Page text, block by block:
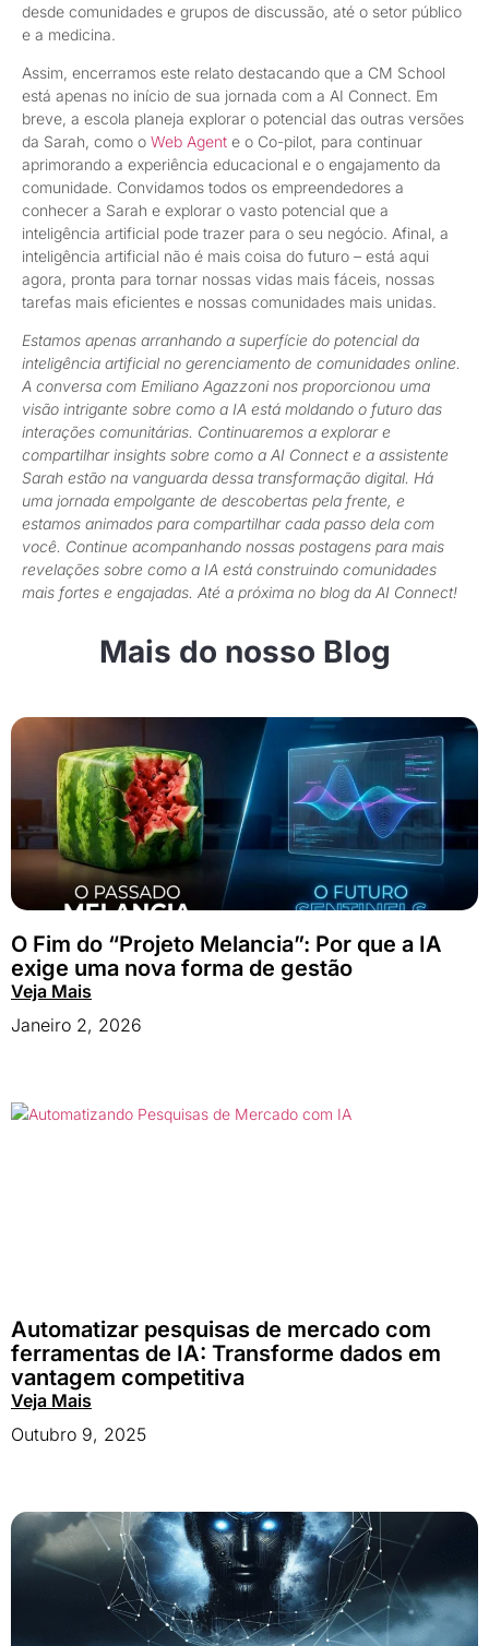
desde comunidades e grupos de discussão, até o setor público
e a medicina.
Assim, encerramos este relato destacando que a CM School
está apenas no início de sua jornada com a AI Connect. Em
breve, a escola planeja explorar o potencial das outras versões
da Sarah, como o Web Agent e o Co-pilot, para continuar
aprimorando a experiência educacional e o engajamento da
comunidade. Convidamos todos os empreendedores a
conhecer a Sarah e explorar o vasto potencial que a
inteligência artificial pode trazer para o seu negócio. Afinal, a
inteligência artificial não é mais coisa do futuro – está aqui
agora, pronta para tornar nossas vidas mais fáceis, nossas
tarefas mais eficientes e nossas comunidades mais unidas.
Estamos apenas arranhando a superfície do potencial da
inteligência artificial no gerenciamento de comunidades online.
A conversa com Emiliano Agazzoni nos proporcionou uma
visão intrigante sobre como a IA está moldando o futuro das
interações comunitárias. Continuaremos a explorar e
compartilhar insights sobre como a AI Connect e a assistente
Sarah estão na vanguarda dessa transformação digital. Há
uma jornada empolgante de descobertas pela frente, e
estamos animados para compartilhar cada passo dela com
você. Continue acompanhando nossas postagens para mais
revelações sobre como a IA está construindo comunidades
mais fortes e engajadas. Até a próxima no blog da AI Connect!
Mais do nosso Blog
O Fim do “Projeto Melancia”: Por que a IA
exige uma nova forma de gestão
Veja Mais
Janeiro 2, 2026
Automatizar pesquisas de mercado com
ferramentas de IA: Transforme dados em
vantagem competitiva
Veja Mais
Outubro 9, 2025